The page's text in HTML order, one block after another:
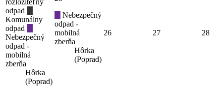
rozložiteľný
odpad
Komunálny
odpad
Nebezpečný
odpad -
mobilná
zberňa
Hôrka
(Poprad)
Nebezpečný
odpad -
mobilná
zberňa
Hôrka
(Poprad)
26 27 28